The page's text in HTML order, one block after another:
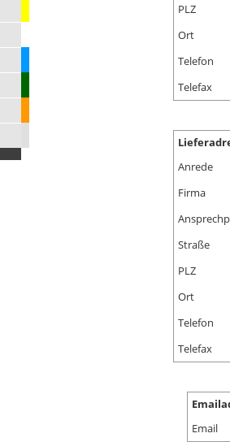
PLZ
Ort
Telefon
Telefax
Anrede
Firma
Straße
PLZ
Ort
Telefon
Telefax
Email